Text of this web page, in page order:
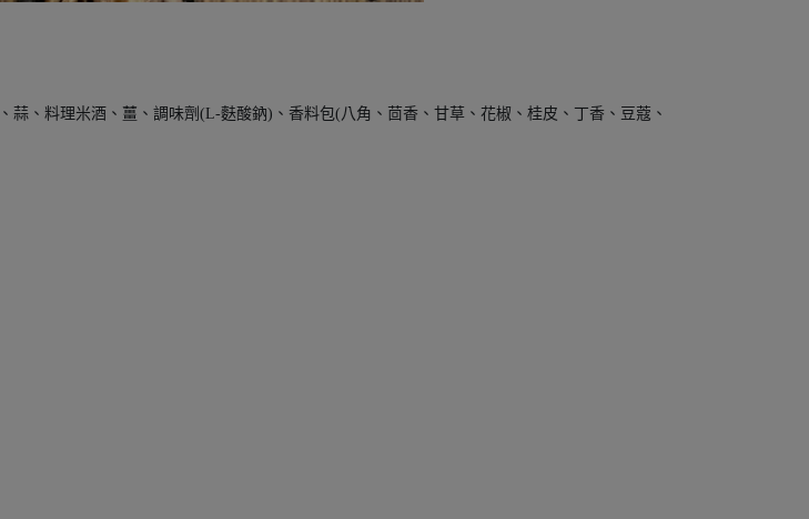
、料理米酒、薑、調味劑(L-麩酸鈉)、香料包(八角、茴香、甘草、花椒、桂皮、丁香、豆蔻、